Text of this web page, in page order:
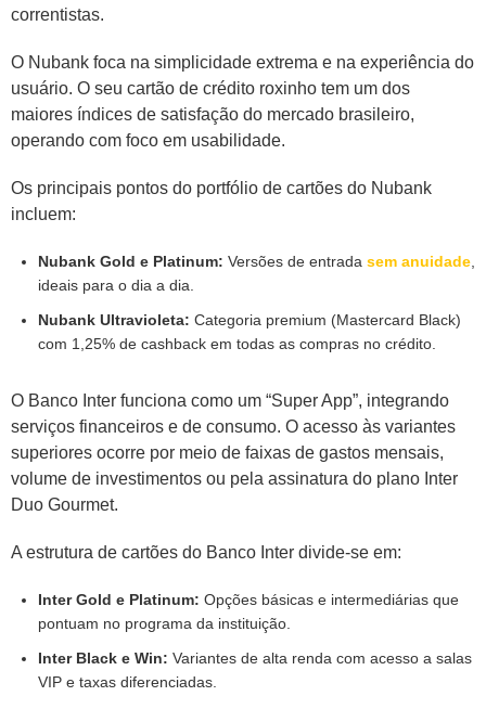
correntistas.
O Nubank foca na simplicidade extrema e na experiência do
usuário. O seu cartão de crédito roxinho tem um dos
maiores índices de satisfação do mercado brasileiro,
operando com foco em usabilidade.
Os principais pontos do portfólio de cartões do Nubank
incluem:
Nubank Gold e Platinum: Versões de entrada sem anuidade
ideais para o dia a dia.
Nubank Ultravioleta: Categoria premium (Mastercard Black)
com 1,25% de cashback em todas as compras no crédito.
O Banco Inter funciona como um “Super App”, integrando
serviços financeiros e de consumo. O acesso às variantes
superiores ocorre por meio de faixas de gastos mensais,
volume de investimentos ou pela assinatura do plano Inter
Duo Gourmet.
A estrutura de cartões do Banco Inter divide-se em:
Inter Gold e Platinum: Opções básicas e intermediárias que
pontuam no programa da instituição.
Inter Black e Win: Variantes de alta renda com acesso a salas
VIP e taxas diferenciadas.